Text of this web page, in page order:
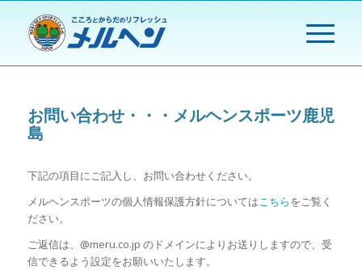
お問い合わせ・・・メルヘンスポーツ鹿児
島
下記の項目にご記入し、お問い合わせください。
メルヘンスポーツの個人情報保護方針についてはこちらをご覧く
ださい。
ご返信は、 @meru.co.jp のドメインによりお送りしますので、受
信できるよう設定をお願いいたします。